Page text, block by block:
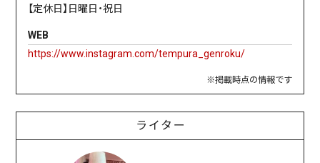
【定休日】日曜日・祝日
WEB
https://www.instagram.com/tempura_genroku/
※掲載時点の情報です
ライター